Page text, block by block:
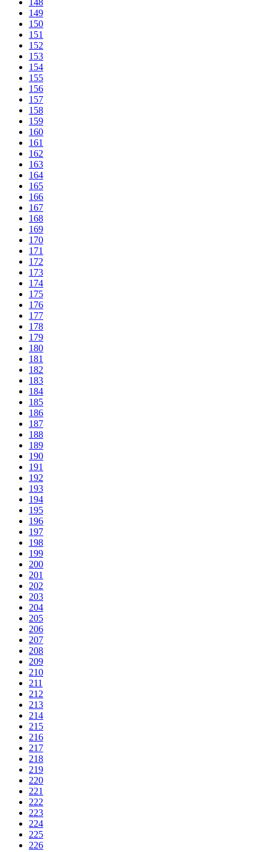
148
149
150
151
152
153
154
155
156
157
158
159
160
161
162
163
164
165
166
167
168
169
170
171
172
173
174
175
176
177
178
179
180
181
182
183
184
185
186
187
188
189
190
191
192
193
194
195
196
197
198
199
200
201
202
203
204
205
206
207
208
209
210
211
212
213
214
215
216
217
218
219
220
221
222
223
224
225
226